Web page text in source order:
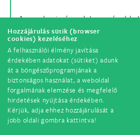
Hozzájárulás sütik (browser
cookies) kezeléséhez
A felhasználói élmény javítása
érdekében adatokat (sütiket) adunk
át a böngészőprogramjának a
biztonságos használat, a weboldal
forgalmának elemzése és megfelelő
hirdetések nyújtása érdekében.
Kérjük, adja ehhez hozzájárulását a
jobb oldali gombra kattintva!
Az emberi társadalom tágabb
bűnre és kiszabott büntetésre
jutnak azok az embertelen
közepette számos fegyházban
állapotba vannak taszítva a
méltóságukban meggyalázzák
tőlük a jóvátétel akarását
lehetőségét. Az Egyház
helyeken, a legtöbbször